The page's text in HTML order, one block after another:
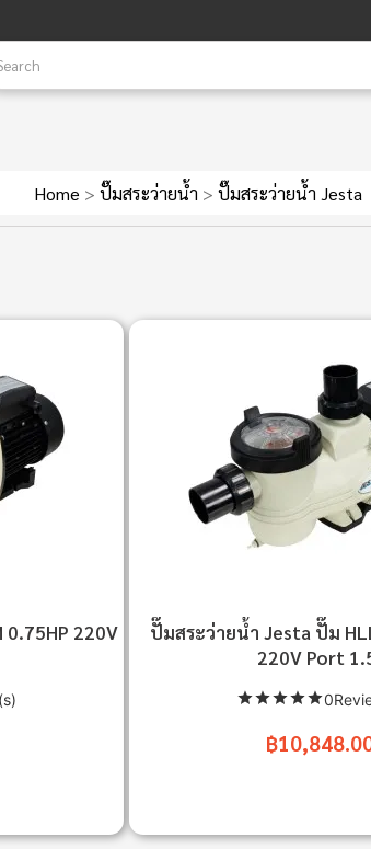
Home > ปั๊มสระว่ายน้ำ > ปั๊มสระว่ายน้ำ Jesta
220V
ปั๊มสระว่ายน้ำ Jesta ปั๊ม
220V Port
฿